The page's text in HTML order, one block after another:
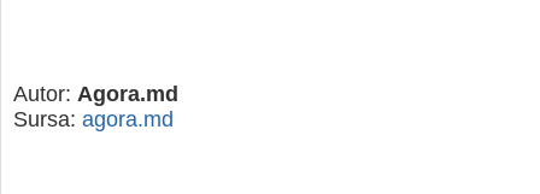
Autor: Agora.md
Sursa: agora.md